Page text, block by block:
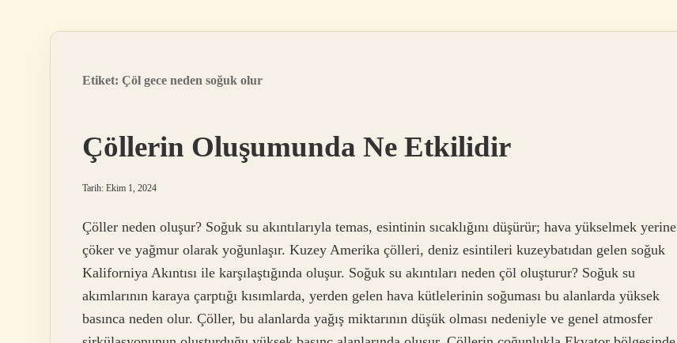
Etiket: Çöl gece neden soğuk olur
Çöllerin Oluşumunda Ne Etkilidir
Tarih: Ekim 1, 2024
Çöller neden oluşur? Soğuk su akıntılarıyla temas, esintinin sıcaklığını düşürür; hava yükselmek yerine
çöker ve yağmur olarak yoğunlaşır. Kuzey Amerika çölleri, deniz esintileri kuzeybatıdan gelen soğuk
Kaliforniya Akıntısı ile karşılaştığında oluşur. Soğuk su akıntıları neden çöl oluşturur? Soğuk su
akımlarının karaya çarptığı kısımlarda, yerden gelen hava kütlelerinin soğuması bu alanlarda yüksek
basınca neden olur. Çöller, bu alanlarda yağış miktarının düşük olması nedeniyle ve genel atmosfer